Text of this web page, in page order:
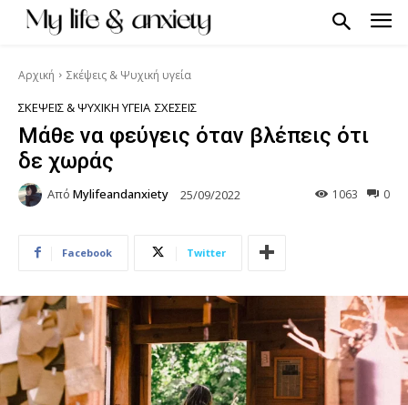
Αρχική Σκέψεις & Ψυχική υγεία
ΣΚΈΨΕΙΣ & ΨΥΧΙΚΉ ΥΓΕΊΑ ΣΧΈΣΕΙΣ
Μάθε να φεύγεις όταν βλέπεις ότι
δε χωράς
Από Mylifeandanxiety 25/09/2022 0
1063
Facebook Twitter